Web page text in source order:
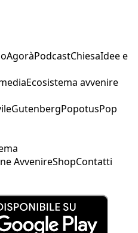
AgoràPodcastChiesaIdee e
Ecosistema avvenire
GutenbergPopotusPop
AvvenireShopContatti